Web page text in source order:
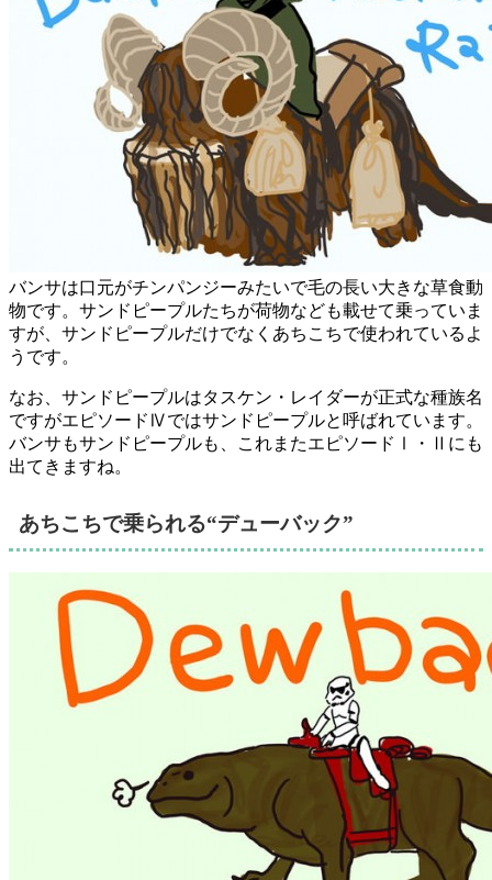
バンサは口元がチンパンジーみたいで毛の長い大きな草食動
物です。サンドピープルたちが荷物なども載せて乗っていま
すが、サンドピープルだけでなくあちこちで使われているよ
うです。
なお、サンドピープルはタスケン・レイダーが正式な種族名
ですがエピソードⅣではサンドピープルと呼ばれています。
バンサもサンドピープルも、これまたエピソードⅠ・Ⅱにも
出てきますね。
あちこちで乗られる“デューバック”